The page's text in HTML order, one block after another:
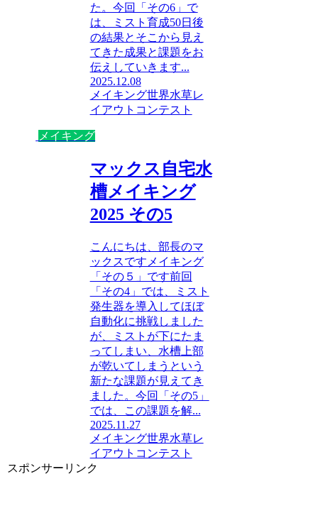
た。今回「その6」で
は、ミスト育成50日後
の結果とそこから見え
てきた成果と課題をお
伝えしていきます...
2025.12.08
メイキング世界水草レ
イアウトコンテスト
メイキング
マックス自宅水
槽メイキング
2025 その5
こんにちは、部長のマ
ックスですメイキング
「その５」です前回
「その4」では、ミスト
発生器を導入してほぼ
自動化に挑戦しました
が、ミストが下にたま
ってしまい、水槽上部
が乾いてしまうという
新たな課題が見えてき
ました。今回「その5」
では、この課題を解...
2025.11.27
メイキング世界水草レ
イアウトコンテスト
スポンサーリンク